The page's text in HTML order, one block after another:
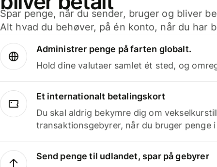
Spar penge, når du sender, bruger og bliver
Alt hvad du behøver, på én konto, når du har
Administrer penge på farten globalt.
Hold dine valutaer samlet ét sted, og
Et internationalt betalingskort
Du skal aldrig bekymre dig om
transaktionsgebyrer, når du bruger penge
Send penge til udlandet, spar på gebyrer